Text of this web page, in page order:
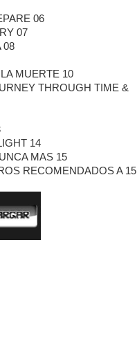
06
07
08
MUERTE 10
THROUGH TIME &
14
MAS 15
RECOMENDADOS A 15